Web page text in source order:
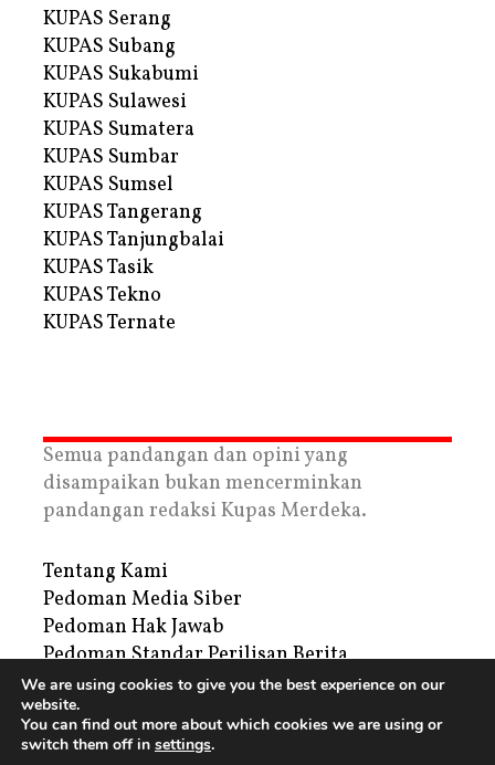
KUPAS Serang
KUPAS Subang
KUPAS Sukabumi
KUPAS Sulawesi
KUPAS Sumatera
KUPAS Sumbar
KUPAS Sumsel
KUPAS Tangerang
KUPAS Tanjungbalai
KUPAS Tasik
KUPAS Tekno
KUPAS Ternate
Semua pandangan dan opini yang
disampaikan bukan mencerminkan
pandangan redaksi Kupas Merdeka.
Tentang Kami
Pedoman Media Siber
Pedoman Hak Jawab
Pedoman Standar Perilisan Berita
Privacy Policy
Periklanan
We are using cookies to give you the best experience on our
website.
You can find out more about which cookies we are using or
switch them off in settings.